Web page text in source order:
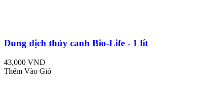
Dung dịch thủy canh Bio-Life - 1 lít
43,000 VND
Thêm Vào Giỏ